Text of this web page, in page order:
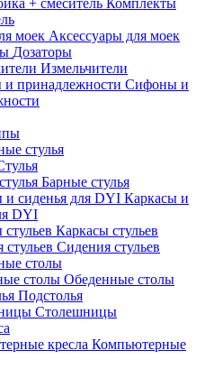
Комплекты
Аксессуары для моек
Дозаторы
Измельчители
Сифоны и
стулья
Барные стулья
Каркасы и
DYI
Каркасы стульев
Сидения стульев
столы
Обеденные столы
Подстолья
Столешницы
Компьютерные